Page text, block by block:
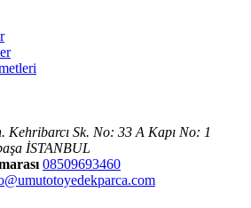
Kehribarcı Sk. No: 33 A Kapı No: 1
İSTANBUL
08509693460